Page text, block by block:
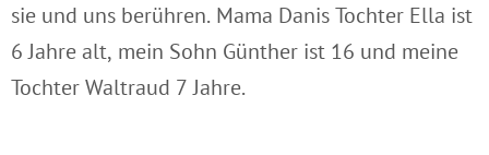
sie und uns berühren. Mama Danis Tochter Ella ist
6 Jahre alt, mein Sohn Günther ist 16 und meine
Tochter Waltraud 7 Jahre.